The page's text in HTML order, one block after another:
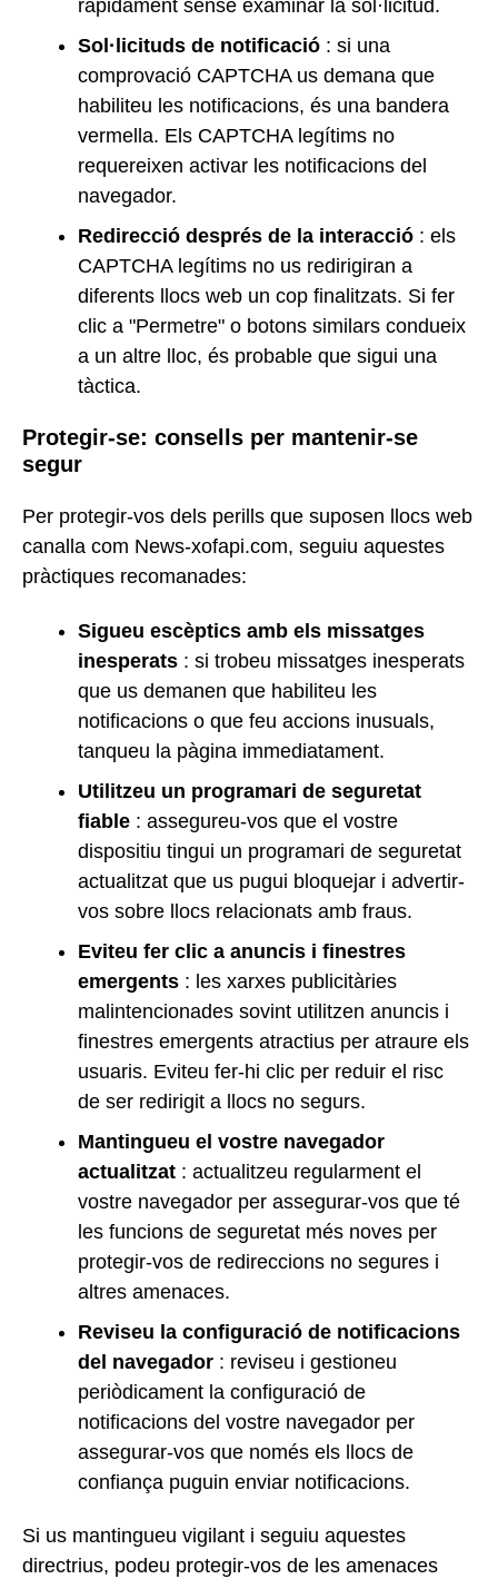
ràpidament sense examinar la sol·licitud.
Sol·licituds de notificació : si una
comprovació CAPTCHA us demana que
habiliteu les notificacions, és una bandera
vermella. Els CAPTCHA legítims no
requereixen activar les notificacions del
navegador.
Redirecció després de la interacció : els
CAPTCHA legítims no us redirigiran a
diferents llocs web un cop finalitzats. Si fer
clic a "Permetre" o botons similars condueix
a un altre lloc, és probable que sigui una
tàctica.
Protegir-se: consells per mantenir-se
segur
Per protegir-vos dels perills que suposen llocs web
canalla com News-xofapi.com, seguiu aquestes
pràctiques recomanades:
Sigueu escèptics amb els missatges
inesperats : si trobeu missatges inesperats
que us demanen que habiliteu les
notificacions o que feu accions inusuals,
tanqueu la pàgina immediatament.
Utilitzeu un programari de seguretat
fiable : assegureu-vos que el vostre
dispositiu tingui un programari de seguretat
actualitzat que us pugui bloquejar i advertir-
vos sobre llocs relacionats amb fraus.
Eviteu fer clic a anuncis i finestres
emergents : les xarxes publicitàries
malintencionades sovint utilitzen anuncis i
finestres emergents atractius per atraure els
usuaris. Eviteu fer-hi clic per reduir el risc
de ser redirigit a llocs no segurs.
Mantingueu el vostre navegador
actualitzat : actualitzeu regularment el
vostre navegador per assegurar-vos que té
les funcions de seguretat més noves per
protegir-vos de redireccions no segures i
altres amenaces.
Reviseu la configuració de notificacions
del navegador : reviseu i gestioneu
periòdicament la configuració de
notificacions del vostre navegador per
assegurar-vos que només els llocs de
confiança puguin enviar notificacions.
Si us mantingueu vigilant i seguiu aquestes
directrius, podeu protegir-vos de les amenaces